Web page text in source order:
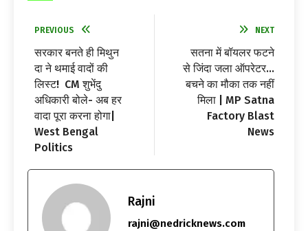
PREVIOUS
सरकार बनते ही मिथुन
दा ने थमाई वादों की
लिस्ट! CM शुभेंदु
अधिकारी बोले- अब हर
वादा पूरा करना होगा|
West Bengal
Politics
NEXT
सतना में बॉयलर फटने
से जिंदा जला ऑपरेटर…
बचने का मौका तक नहीं
मिला | MP Satna
Factory Blast
News
Rajni
rajni@nedricknews.com